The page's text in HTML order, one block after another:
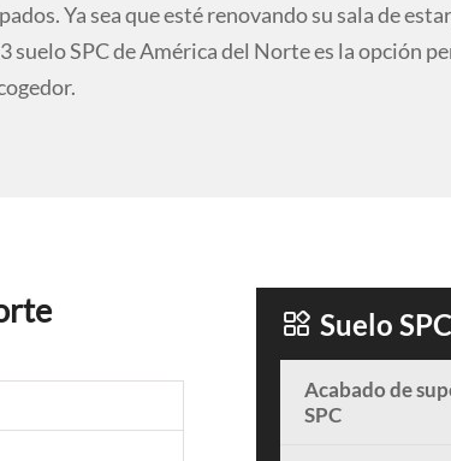
Ya sea que esté renovando su sala de
suelo SPC de América del Norte es la opción
 Suelo SPC
Acabado de
SPC